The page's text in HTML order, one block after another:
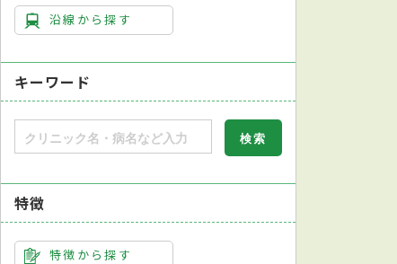
沿線から探す
キーワード
特徴
特徴から探す